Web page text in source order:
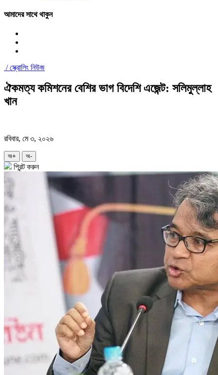
আমাদের সাথে থাকুন
/স্ক্রোলিং নিউজ
ঐকমত্য কমিশনের বেশির ভাগ বিদেশি এজেন্ট: সলিমুল্লাহ
খান
রবিবার, মে ৩, ২০২৬
অ+ অ-
প্রিন্ট করুন